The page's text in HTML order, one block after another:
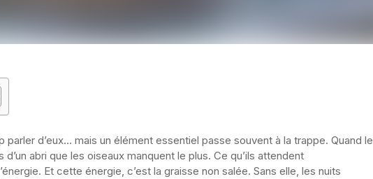
d’eux… mais un élément essentiel passe souvent à la trappe. Quand le
d’un abri que les oiseaux manquent le plus. Ce qu’ils attendent
Et cette énergie, c’est la graisse non salée. Sans elle, les nuits